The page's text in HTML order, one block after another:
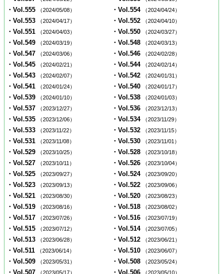
・Vol.555 （2024/05/08） ・Vol.554 （2024/04/24）
・Vol.553 （2024/04/17） ・Vol.552 （2024/04/10）
・Vol.551 （2024/04/03） ・Vol.550 （2024/03/27）
・Vol.549 （2024/03/19） ・Vol.548 （2024/03/13）
・Vol.547 （2024/03/06） ・Vol.546 （2024/02/28）
・Vol.545 （2024/02/21） ・Vol.544 （2024/02/14）
・Vol.543 （2024/02/07） ・Vol.542 （2024/01/31）
・Vol.541 （2024/01/24） ・Vol.540 （2024/01/17）
・Vol.539 （2024/01/10） ・Vol.538 （2024/01/03）
・Vol.537 （2023/12/27） ・Vol.536 （2023/12/13）
・Vol.535 （2023/12/06） ・Vol.534 （2023/11/29）
・Vol.533 （2023/11/22） ・Vol.532 （2023/11/15）
・Vol.531 （2023/11/08） ・Vol.530 （2023/11/01）
・Vol.529 （2023/10/25） ・Vol.528 （2023/10/18）
・Vol.527 （2023/10/11） ・Vol.526 （2023/10/04）
・Vol.525 （2023/09/27） ・Vol.524 （2023/09/20）
・Vol.523 （2023/09/13） ・Vol.522 （2023/09/06）
・Vol.521 （2023/08/30） ・Vol.520 （2023/08/23）
・Vol.519 （2023/08/16） ・Vol.518 （2023/08/02）
・Vol.517 （2023/07/26） ・Vol.516 （2023/07/19）
・Vol.515 （2023/07/12） ・Vol.514 （2023/07/05）
・Vol.513 （2023/06/28） ・Vol.512 （2023/06/21）
・Vol.511 （2023/06/14） ・Vol.510 （2023/06/07）
・Vol.509 （2023/05/31） ・Vol.508 （2023/05/24）
・Vol.507 （2023/05/17） ・Vol.506 （2023/05/10）